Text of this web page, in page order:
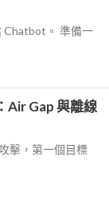
Chatbot。 準備一
Air Gap 與離線
擊，第一個目標